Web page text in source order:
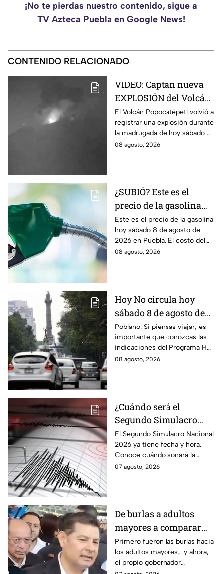
¡No te pierdas nuestro contenido, sigue a
TV Azteca Puebla en Google News!
CONTENIDO RELACIONADO
VIDEO: Captan nueva
EXPLOSIÓN del Volcán
Popocatépetl hoy;
arrojó LAVA
El Volcán Popocatépetl volvió a
registrar una explosión durante
la madrugada de hoy sábado 8
de agosto de 2026; arrojó lava
08 agosto, 2026
¿SUBIÓ? Este es el
precio de la gasolina
Puebla hoy sábado 8 de
agosto de 2026
Este es el precio de la gasolina
hoy sábado 8 de agosto de
2026 en Puebla. El costo del
combustible cambia todos los
08 agosto, 2026
Hoy No circula hoy
sábado 8 de agosto de
2026: ¿Qué autos no
transitan en la CDMX y
EdoMex?
Poblano: Si piensas viajar, es
importante que conozcas las
indicaciones del Programa Hoy
No Circula HOY sábado 8 de
08 agosto, 2026
¿Cuándo será el
Segundo Simulacro
Nacional 2026? A esta
hora sonará la alerta
sísmica
El Segundo Simulacro Nacional
2026 ya tiene fecha y hora.
Conoce cuándo sonará la
alerta sísmica y qué ocurrirá
07 agosto, 2026
De burlas a adultos
mayores a comparar
Puebla con Palestina:
Alejandro Armenta se
disculpa “a modo” por
Primero fueron las burlas hacia
los adultos mayores… y ahora,
el propio gobernador